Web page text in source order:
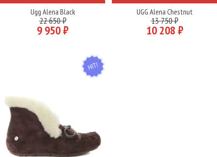
Ugg Alena Black
22 650 ₽
9 950 ₽
UGG Alena Chestnut
13 750 ₽
10 208 ₽
HIT